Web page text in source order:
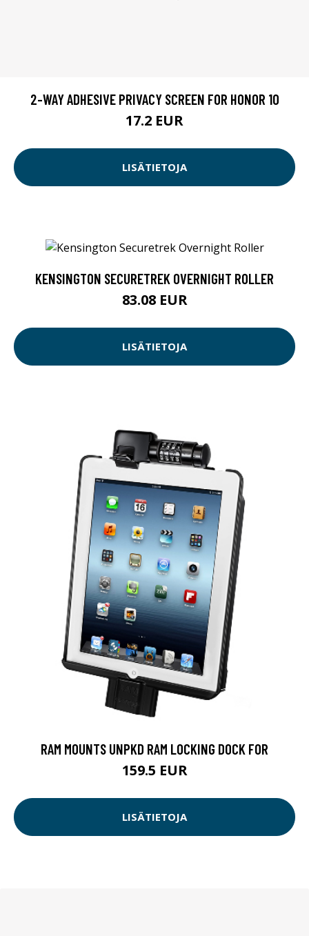
2-WAY ADHESIVE PRIVACY SCREEN FOR HONOR 10
17.2 EUR
LISÄTIETOJA
KENSINGTON SECURETREK OVERNIGHT ROLLER
83.08 EUR
LISÄTIETOJA
RAM MOUNTS UNPKD RAM LOCKING DOCK FOR
159.5 EUR
LISÄTIETOJA